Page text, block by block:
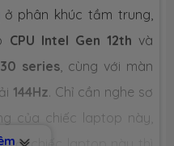
Graphics
ở phân khúc tầm trung,
CPU Intel Gen 12th và
series, cùng với màn
144Hz. Chỉ cần nghe sơ
của chiếc laptop này,